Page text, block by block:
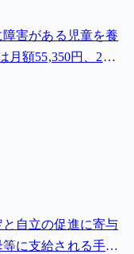
害がある児童を養
月額55,350円、2級
自立の促進に寄与
に支給される手